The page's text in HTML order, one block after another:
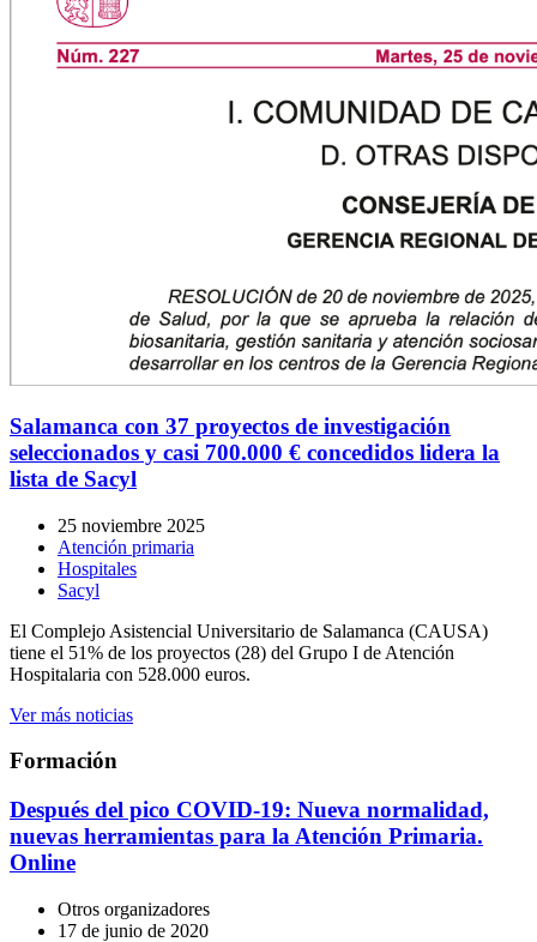
Salamanca con 37 proyectos de investigación
seleccionados y casi 700.000 € concedidos lidera la
lista de Sacyl
25 noviembre 2025
Atención primaria
Hospitales
Sacyl
El Complejo Asistencial Universitario de Salamanca (CAUSA)
tiene el 51% de los proyectos (28) del Grupo I de Atención
Hospitalaria con 528.000 euros.
Ver más noticias
Formación
Después del pico COVID-19: Nueva normalidad,
nuevas herramientas para la Atención Primaria.
Online
Otros organizadores
17 de junio de 2020